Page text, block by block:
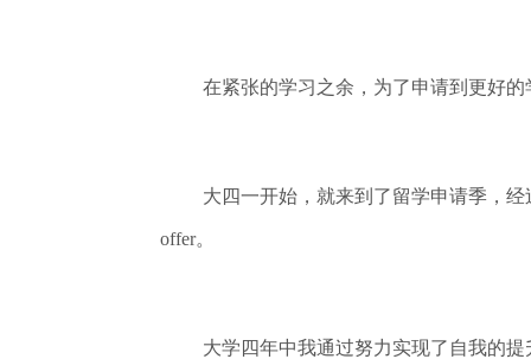
在紧张的学习之余，为了申请到更好
大四一开始，就来到了留学申请季，
offer。
大学四年中我通过努力实现了自我的